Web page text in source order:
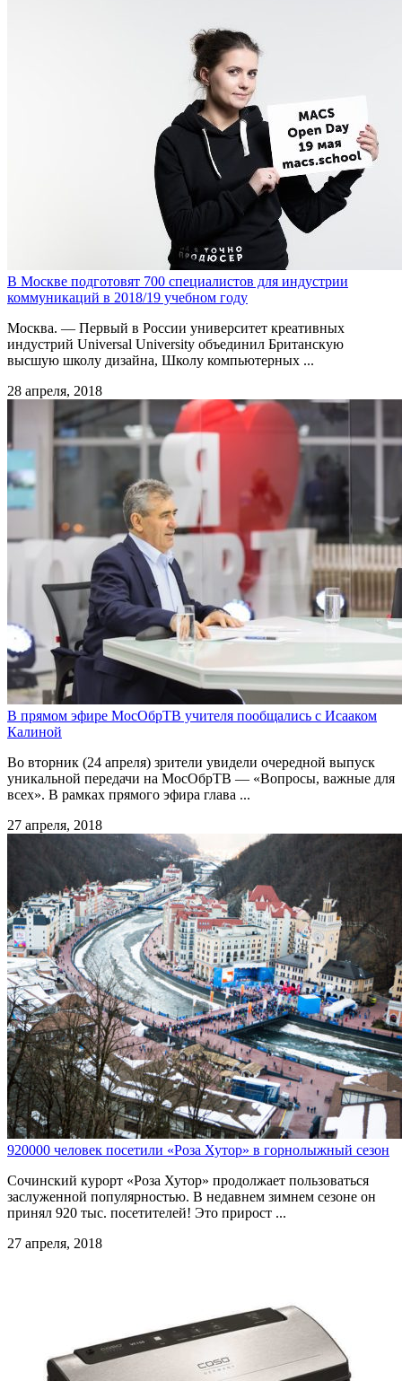
В Москве подготовят 700 специалистов для индустрии
коммуникаций в 2018/19 учебном году
Москва. — Первый в России университет креативных
индустрий Universal University объединил Британскую
высшую школу дизайна, Школу компьютерных ...
28 апреля, 2018
В прямом эфире МосОбрТВ учителя пообщались с Исааком
Калиной
Во вторник (24 апреля) зрители увидели очередной выпуск
уникальной передачи на МосОбрТВ — «Вопросы, важные для
всех». В рамках прямого эфира глава ...
27 апреля, 2018
920000 человек посетили «Роза Хутор» в горнолыжный сезон
Сочинский курорт «Роза Хутор» продолжает пользоваться
заслуженной популярностью. В недавнем зимнем сезоне он
принял 920 тыс. посетителей! Это прирост ...
27 апреля, 2018